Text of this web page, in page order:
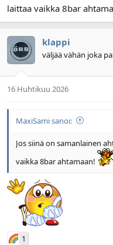
laittaa vaikka 8bar
klappi
väljää vähän joka
16 Huhtikuu 2026
MaxiSami sanoi:
Jos siinä on samanlainen
vaikka 8bar ahtamaan!
1